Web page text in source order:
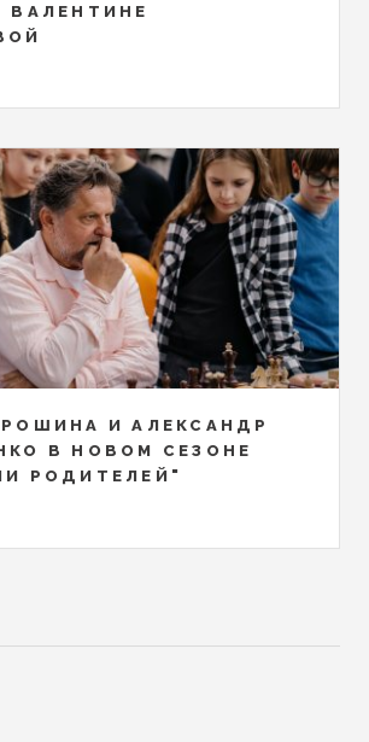
ВАЛЕНТИНЕ
И АЛЕКСАНДР
В НОВОМ СЕЗОНЕ
РОДИТЕЛЕЙ"